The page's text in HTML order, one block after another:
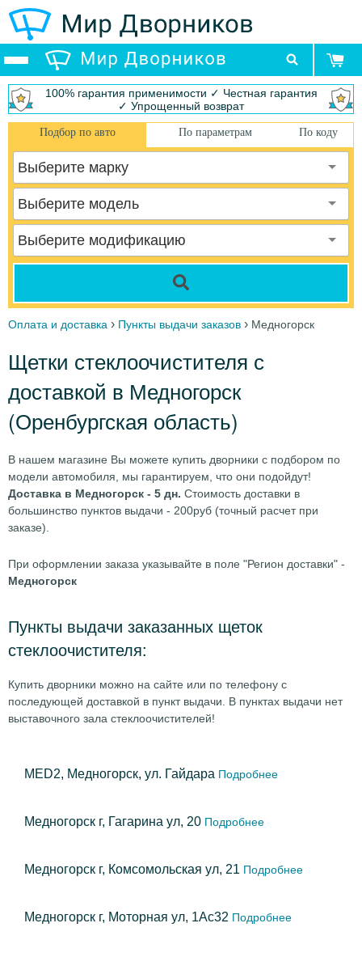
100% гарантия применимости ✓ Честная гарантия
✓ Упрощенный возврат
Подбор по авто По параметрам По коду
Выберите марку
Выберите модель
Выберите модификацию
Оплата и доставка › Пункты выдачи заказов › Медногорск
Щетки стеклоочистителя с
доставкой в Медногорск
(Оренбургская область)
В нашем магазине Вы можете купить дворники с подбором по
модели автомобиля, мы гарантируем, что они подойдут!
Доставка в Медногорск - 5 дн. Стоимость доставки в
большинство пунктов выдачи - 200руб (точный расчет при
заказе).
При оформлении заказа указывайте в поле "Регион доставки" -
Медногорск
Пункты выдачи заказанных щеток
стеклоочистителя:
Купить дворники можно на сайте или по телефону с
последующей доставкой в пункт выдачи. В пунктах выдачи нет
выставочного зала стеклоочистителей!
MED2, Медногорск, ул. Гайдара Подробнее
Медногорск г, Гагарина ул, 20 Подробнее
Медногорск г, Комсомольская ул, 21 Подробнее
Медногорск г, Моторная ул, 1Ас32 Подробнее